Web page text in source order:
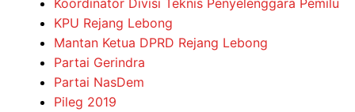
Koordinator Divisi Teknis Penyelenggara Pemilu
KPU Rejang Lebong
Mantan Ketua DPRD Rejang Lebong
Partai Gerindra
Partai NasDem
Pileg 2019